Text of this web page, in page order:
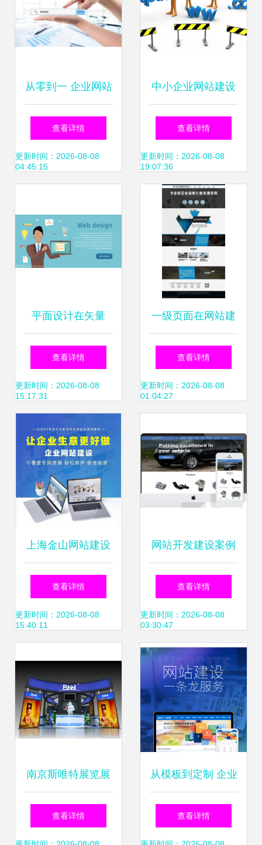
从零到一 企业网站
建设的完整指南与
实用策略
查看详情
更新时间：2026-08-08
04:45:15
中小企业网站建设
如何打造适合的企
业官网？
查看详情
更新时间：2026-08-08
19:07:36
平面设计在矢量
Web横幅与网站建
设中的应用解析
查看详情
更新时间：2026-08-08
15:17:31
一级页面在网站建
设中的核心作用与
设计要点
查看详情
更新时间：2026-08-08
01:04:27
上海金山网站建设
专业设计与维护助
力企业数字化转型
查看详情
更新时间：2026-08-08
15:40:11
网站开发建设案例
从创意到落地的设
计制作展示
查看详情
更新时间：2026-08-08
03:30:47
南京斯唯特展览展
示 专业工厂铸就品
查看详情
从模板到定制 企业
网站建设的全方位
查看详情